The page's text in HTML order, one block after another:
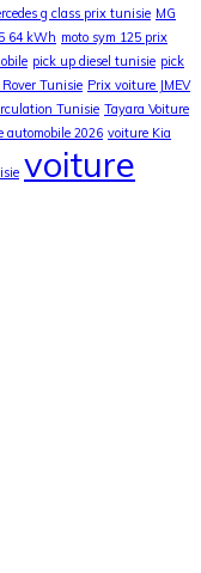
g class prix tunisie MG
64 kWh moto sym 125 prix
pick up diesel tunisie pick
Tunisie Prix voiture JMEV
Tunisie Tayara Voiture
automobile 2026 voiture Kia
voiture